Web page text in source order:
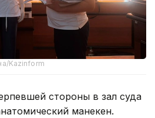
Kazinform
стороны в зал суда
манекен.